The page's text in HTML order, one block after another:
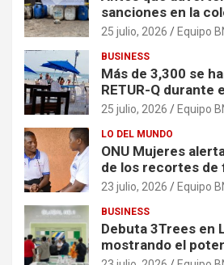
sanciones en la
25 julio, 2026 Equipo
BUSINESS
Más de 3,300 se
RETUR-Q durante
25 julio, 2026 Equipo
LO DEL MUNDO
ONU Mujeres
de los recortes de
organizaciones que
crisis
23 julio, 2026 Equipo
BUSINESS
Debuta 3Trees en
mostrando el
China en América